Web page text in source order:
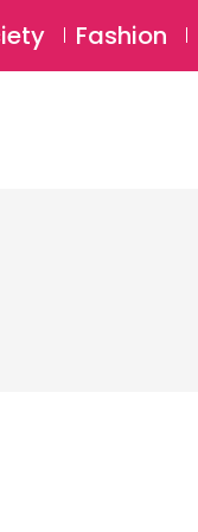
Login
Fashion